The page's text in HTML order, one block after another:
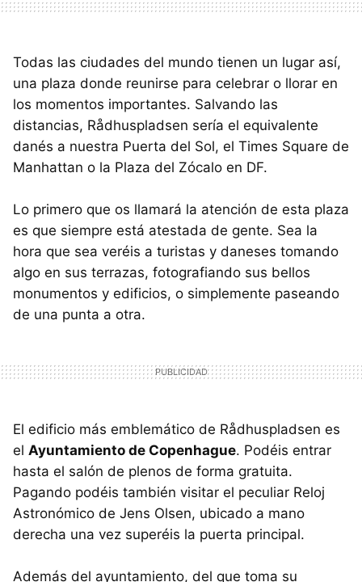
Todas las ciudades del mundo tienen un lugar así,
una plaza donde reunirse para celebrar o llorar en
los momentos importantes. Salvando las
distancias, Rådhuspladsen sería el equivalente
danés a nuestra Puerta del Sol, el Times Square de
Manhattan o la Plaza del Zócalo en DF.
Lo primero que os llamará la atención de esta plaza
es que siempre está atestada de gente. Sea la
hora que sea veréis a turistas y daneses tomando
algo en sus terrazas, fotografiando sus bellos
monumentos y edificios, o simplemente paseando
de una punta a otra.
El edificio más emblemático de Rådhuspladsen es
el Ayuntamiento de Copenhague. Podéis entrar
hasta el salón de plenos de forma gratuita.
Pagando podéis también visitar el peculiar Reloj
Astronómico de Jens Olsen, ubicado a mano
derecha una vez superéis la puerta principal.
Además del ayuntamiento, del que toma su